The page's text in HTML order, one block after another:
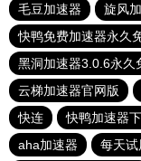
毛豆加速器
旋风
快鸭免费加速器永久
黑洞加速器3.0.6永久
云梯加速器官网版
快连
快鸭加速器
aha加速器
每天试